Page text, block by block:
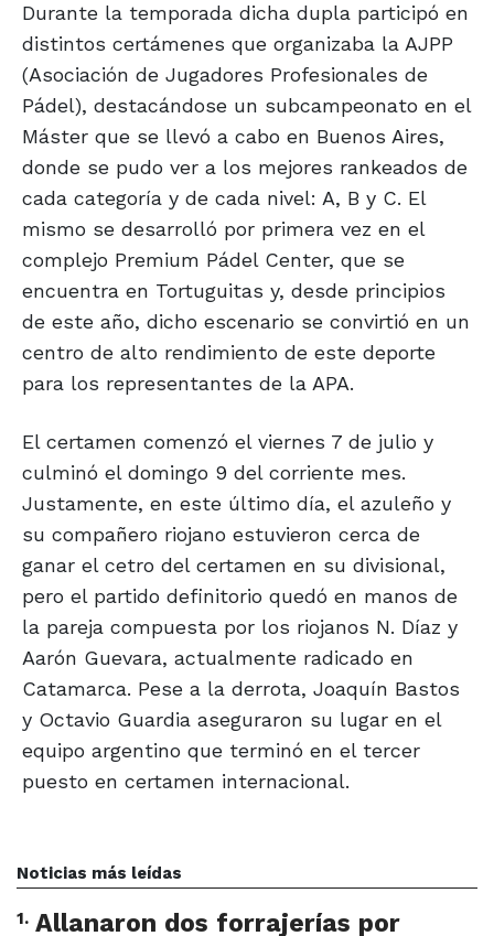
Durante la temporada dicha dupla participó en
distintos certámenes que organizaba la AJPP
(Asociación de Jugadores Profesionales de
Pádel), destacándose un subcampeonato en el
Máster que se llevó a cabo en Buenos Aires,
donde se pudo ver a los mejores rankeados de
cada categoría y de cada nivel: A, B y C. El
mismo se desarrolló por primera vez en el
complejo Premium Pádel Center, que se
encuentra en Tortuguitas y, desde principios
de este año, dicho escenario se convirtió en un
centro de alto rendimiento de este deporte
para los representantes de la APA.
El certamen comenzó el viernes 7 de julio y
culminó el domingo 9 del corriente mes.
Justamente, en este último día, el azuleño y
su compañero riojano estuvieron cerca de
ganar el cetro del certamen en su divisional,
pero el partido definitorio quedó en manos de
la pareja compuesta por los riojanos N. Díaz y
Aarón Guevara, actualmente radicado en
Catamarca. Pese a la derrota, Joaquín Bastos
y Octavio Guardia aseguraron su lugar en el
equipo argentino que terminó en el tercer
puesto en certamen internacional.
Noticias más leídas
1. Allanaron dos forrajerías por